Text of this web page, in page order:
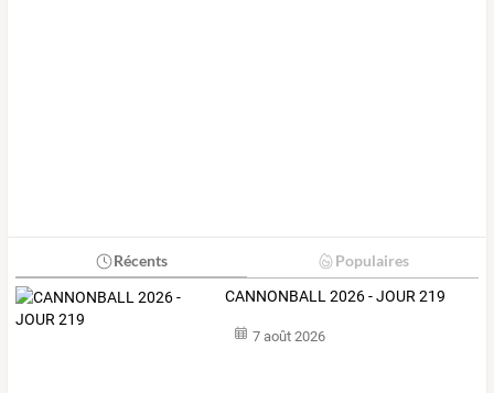
Récents Populaires
CANNONBALL 2026 - JOUR 219
7 août 2026